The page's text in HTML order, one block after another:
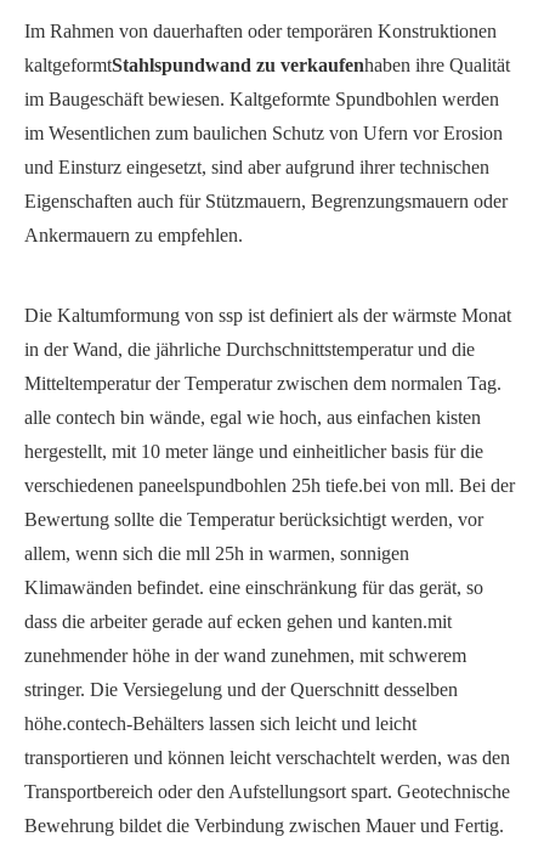
Im Rahmen von dauerhaften oder temporären Konstruktionen
kaltgeformtStahlspundwand zu verkaufenhaben ihre Qualität
im Baugeschäft bewiesen. Kaltgeformte Spundbohlen werden
im Wesentlichen zum baulichen Schutz von Ufern vor Erosion
und Einsturz eingesetzt, sind aber aufgrund ihrer technischen
Eigenschaften auch für Stützmauern, Begrenzungsmauern oder
Ankermauern zu empfehlen.
Die Kaltumformung von ssp ist definiert als der wärmste Monat
in der Wand, die jährliche Durchschnittstemperatur und die
Mitteltemperatur der Temperatur zwischen dem normalen Tag.
alle contech bin wände, egal wie hoch, aus einfachen kisten
hergestellt, mit 10 meter länge und einheitlicher basis für die
verschiedenen paneelspundbohlen 25h tiefe.bei von mll. Bei der
Bewertung sollte die Temperatur berücksichtigt werden, vor
allem, wenn sich die mll 25h in warmen, sonnigen
Klimawänden befindet. eine einschränkung für das gerät, so
dass die arbeiter gerade auf ecken gehen und kanten.mit
zunehmender höhe in der wand zunehmen, mit schwerem
stringer. Die Versiegelung und der Querschnitt desselben
höhe.contech-Behälters lassen sich leicht und leicht
transportieren und können leicht verschachtelt werden, was den
Transportbereich oder den Aufstellungsort spart. Geotechnische
Bewehrung bildet die Verbindung zwischen Mauer und Fertig.